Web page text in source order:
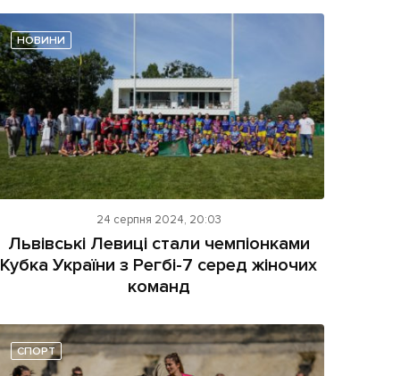
НОВИНИ
24 серпня 2024, 20:03
Львівські Левиці стали чемпіонками
Кубка України з Регбі-7 серед жіночих
команд
СПОРТ